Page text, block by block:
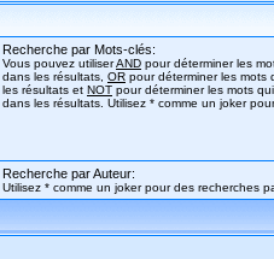
Recherche par Mots-clés:
Vous pouvez utiliserAND pour déterminer les
dans les résultats, OR pour déterminer les mots
les résultats et NOT pour déterminer les mots
dans les résultats. Utilisez * comme un joker
Recherche par Auteur:
Utilisez * comme un joker pour des recherches